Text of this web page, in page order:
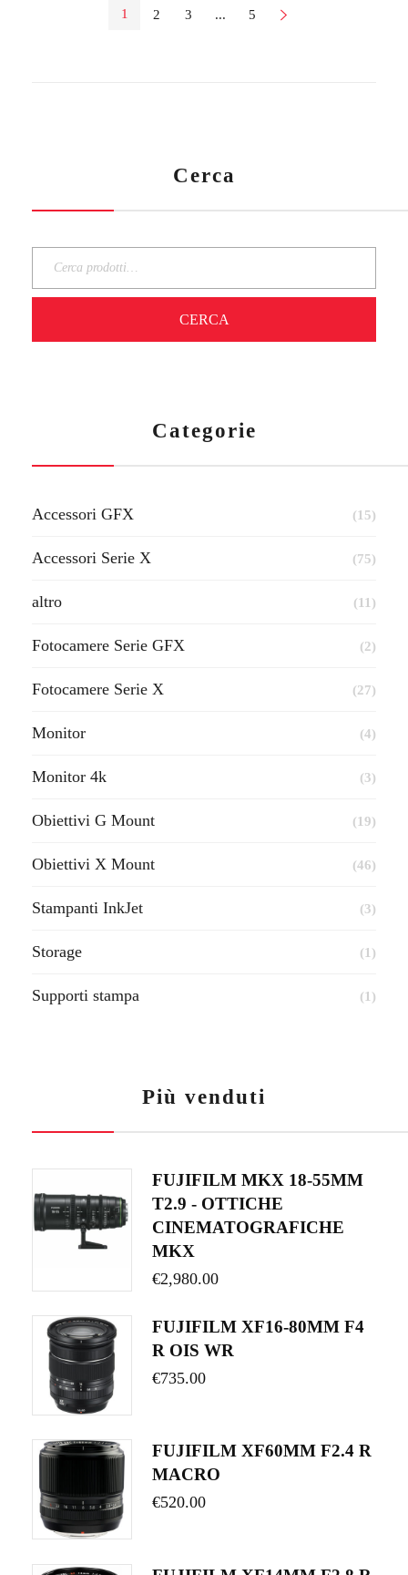
1 2 3 ... 5 Next
Cerca
CERCA
Categorie
Accessori GFX (15)
Accessori Serie X (75)
altro (11)
Fotocamere Serie GFX (2)
Fotocamere Serie X (27)
Monitor (4)
Monitor 4k (3)
Obiettivi G Mount (19)
Obiettivi X Mount (46)
Stampanti InkJet (3)
Storage (1)
Supporti stampa (1)
Più venduti
FUJIFILM MKX 18-55MM
T2.9 - OTTICHE
CINEMATOGRAFICHE
MKX
€2,980.00
FUJIFILM XF16-80MM F4
R OIS WR
€735.00
FUJIFILM XF60MM F2.4 R
MACRO
€520.00